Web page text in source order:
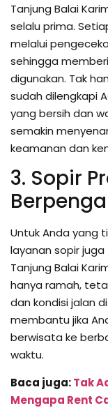
Tanjung Balai
selalu prima.
melalui
sehingga
digunakan. Tak
sudah dilengkapi
yang bersih dan
semakin
keamanan dan
3. Sopir
Untuk Anda yang
layanan sopir
Tanjung Balai
hanya ramah,
dan kondisi jalan
membantu jika
berwisata ke
waktu.
Baca juga:Tak
Mengapa Rent